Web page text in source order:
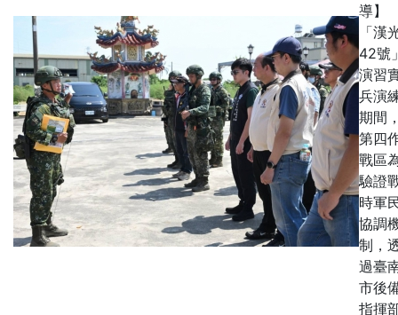
導】
「漢
42號
演習
兵演
期間
第四
戰區
驗證
時軍
協調
制，
過臺
市後
指揮